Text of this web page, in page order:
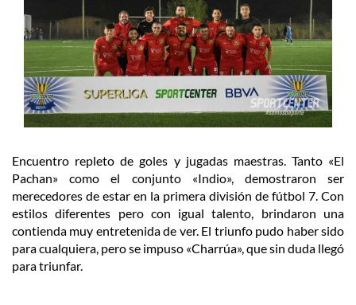
Encuentro repleto de goles y jugadas maestras. Tanto «El
Pachan» como el conjunto «Indio», demostraron ser
merecedores de estar en la primera división de fútbol 7. Con
estilos diferentes pero con igual talento, brindaron una
contienda muy entretenida de ver. El triunfo pudo haber sido
para cualquiera, pero se impuso «Charrúa», que sin duda llegó
para triunfar.